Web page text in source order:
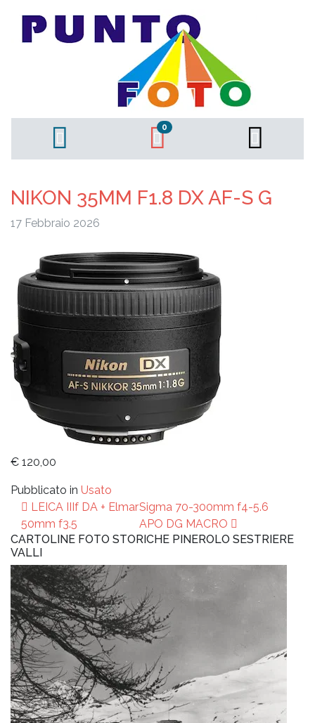
0
NIKON 35MM F1.8 DX AF-S G
17 Febbraio 2026
€ 120,00
Pubblicato in Usato
Navigazione
articoli
LEICA IIIf DA + Elmar
50mm f3.5
Sigma 70-300mm f4-5.6
APO DG MACRO
CARTOLINE FOTO STORICHE PINEROLO SESTRIERE
VALLI